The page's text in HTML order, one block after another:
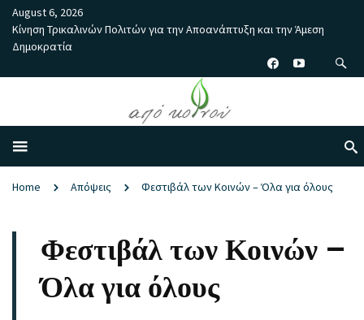
August 6, 2026
Κίνηση Τρικαλινών Πολιτών για την Αποανάπτυξη και την Άμεση
Δημοκρατία
Home Απόψεις Φεστιβάλ των Κοινών – Όλα για όλους
Φεστιβάλ των Κοινών –
Όλα για όλους